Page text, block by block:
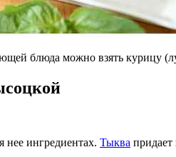
блюда можно взять курицу
нее ингредиентах. Тыква